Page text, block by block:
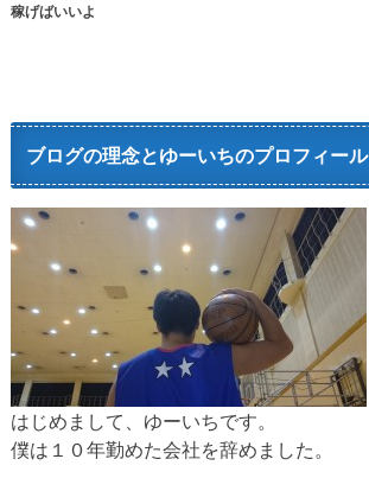
稼げばいいよ
ブログの理念とゆーいちのプロフィール
はじめまして、ゆーいちです。
僕は１０年勤めた会社を辞めました。